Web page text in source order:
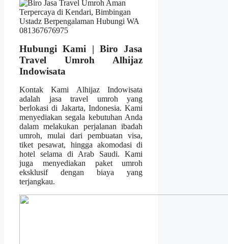
Hubungi Kami | Biro Jasa
Travel Umroh Alhijaz
Indowisata
Kontak Kami Alhijaz Indowisata
adalah jasa travel umroh yang
berlokasi di Jakarta, Indonesia. Kami
menyediakan segala kebutuhan Anda
dalam melakukan perjalanan ibadah
umroh, mulai dari pembuatan visa,
tiket pesawat, hingga akomodasi di
hotel selama di Arab Saudi. Kami
juga menyediakan paket umroh
eksklusif dengan biaya yang
terjangkau.